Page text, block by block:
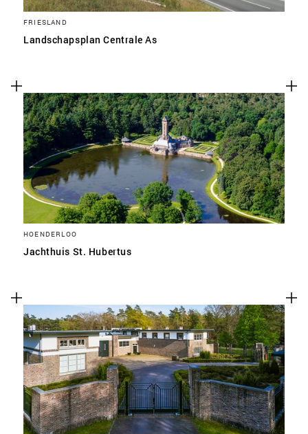
FRIESLAND
Landschapsplan Centrale As
HOENDERLOO
Jachthuis St. Hubertus